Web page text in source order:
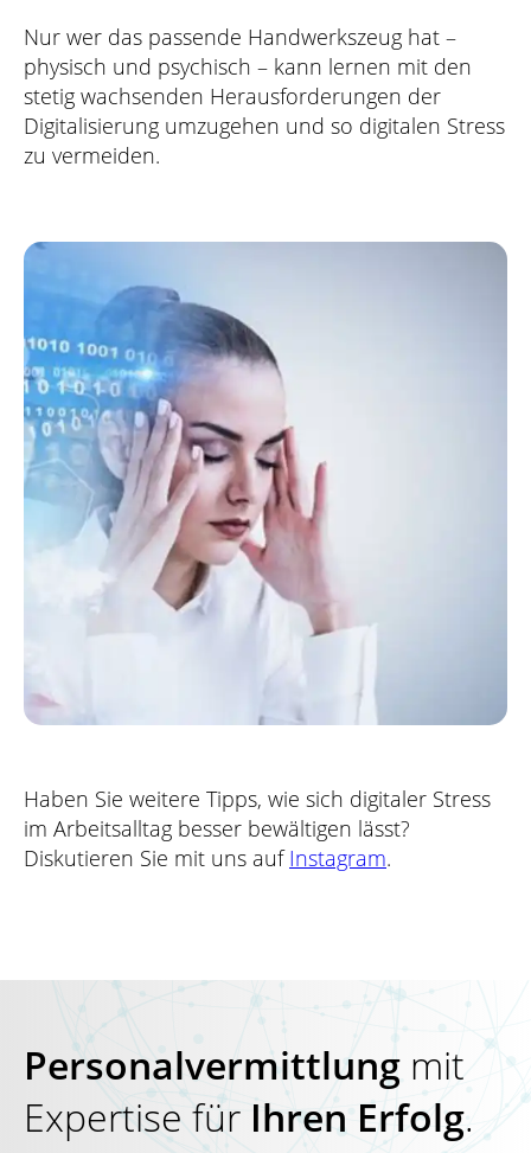
Nur wer das passende Handwerkszeug hat –
physisch und psychisch – kann lernen mit den
stetig wachsenden Herausforderungen der
Digitalisierung umzugehen und so digitalen Stress
zu vermeiden.
Haben Sie weitere Tipps, wie sich digitaler Stress
im Arbeitsalltag besser bewältigen lässt?
Diskutieren Sie mit uns aufInstagram.
Personalvermittlung mit
Expertise für Ihren Erfolg.